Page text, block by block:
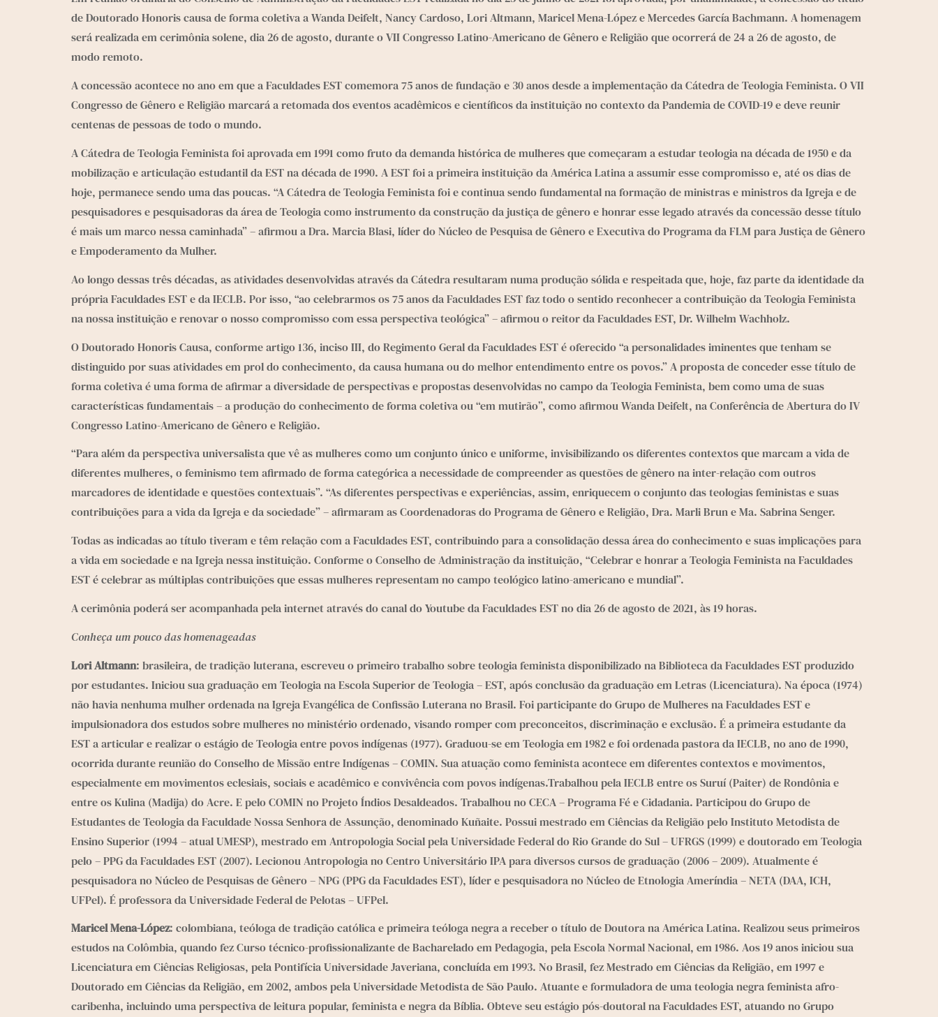
de Doutorado Honoris causa de forma coletiva a Wanda Deifelt, Nancy Cardoso, Lori Altmann, Maricel Mena-López e Mercedes García Bachmann. A homenagem
será realizada em cerimônia solene, dia 26 de agosto, durante o VII Congresso Latino-Americano de Gênero e Religião que ocorrerá de 24 a 26 de agosto, de
modo remoto.
A concessão acontece no ano em que a Faculdades EST comemora 75 anos de fundação e 30 anos desde a implementação da Cátedra de Teologia Feminista. O VII
Congresso de Gênero e Religião marcará a retomada dos eventos acadêmicos e científicos da instituição no contexto da Pandemia de COVID-19 e deve reunir
centenas de pessoas de todo o mundo.
A Cátedra de Teologia Feminista foi aprovada em 1991 como fruto da demanda histórica de mulheres que começaram a estudar teologia na década de 1950 e da
mobilização e articulação estudantil da EST na década de 1990. A EST foi a primeira instituição da América Latina a assumir esse compromisso e, até os dias de
hoje, permanece sendo uma das poucas. “A Cátedra de Teologia Feminista foi e continua sendo fundamental na formação de ministras e ministros da Igreja e de
pesquisadores e pesquisadoras da área de Teologia como instrumento da construção da justiça de gênero e honrar esse legado através da concessão desse título
é mais um marco nessa caminhada” – afirmou a Dra. Marcia Blasi, líder do Núcleo de Pesquisa de Gênero e Executiva do Programa da FLM para Justiça de Gênero
e Empoderamento da Mulher.
Ao longo dessas três décadas, as atividades desenvolvidas através da Cátedra resultaram numa produção sólida e respeitada que, hoje, faz parte da identidade da
própria Faculdades EST e da IECLB. Por isso, “ao celebrarmos os 75 anos da Faculdades EST faz todo o sentido reconhecer a contribuição da Teologia Feminista
na nossa instituição e renovar o nosso compromisso com essa perspectiva teológica” – afirmou o reitor da Faculdades EST, Dr. Wilhelm Wachholz.
O Doutorado Honoris Causa, conforme artigo 136, inciso III, do Regimento Geral da Faculdades EST é oferecido “a personalidades iminentes que tenham se
distinguido por suas atividades em prol do conhecimento, da causa humana ou do melhor entendimento entre os povos.” A proposta de conceder esse título de
forma coletiva é uma forma de afirmar a diversidade de perspectivas e propostas desenvolvidas no campo da Teologia Feminista, bem como uma de suas
características fundamentais – a produção do conhecimento de forma coletiva ou “em mutirão”, como afirmou Wanda Deifelt, na Conferência de Abertura do IV
Congresso Latino-Americano de Gênero e Religião.
“Para além da perspectiva universalista que vê as mulheres como um conjunto único e uniforme, invisibilizando os diferentes contextos que marcam a vida de
diferentes mulheres, o feminismo tem afirmado de forma categórica a necessidade de compreender as questões de gênero na inter-relação com outros
marcadores de identidade e questões contextuais”. “As diferentes perspectivas e experiências, assim, enriquecem o conjunto das teologias feministas e suas
contribuições para a vida da Igreja e da sociedade” – afirmaram as Coordenadoras do Programa de Gênero e Religião, Dra. Marli Brun e Ma. Sabrina Senger.
Todas as indicadas ao título tiveram e têm relação com a Faculdades EST, contribuindo para a consolidação dessa área do conhecimento e suas implicações para
a vida em sociedade e na Igreja nessa instituição. Conforme o Conselho de Administração da instituição, “Celebrar e honrar a Teologia Feminista na Faculdades
EST é celebrar as múltiplas contribuições que essas mulheres representam no campo teológico latino-americano e mundial”.
A cerimônia poderá ser acompanhada pela internet através do canal do Youtube da Faculdades EST no dia 26 de agosto de 2021, às 19 horas.
Conheça um pouco das homenageadas
Lori Altmann: brasileira, de tradição luterana, escreveu o primeiro trabalho sobre teologia feminista disponibilizado na Biblioteca da Faculdades EST produzido
por estudantes. Iniciou sua graduação em Teologia na Escola Superior de Teologia – EST, após conclusão da graduação em Letras (Licenciatura). Na época (1974)
não havia nenhuma mulher ordenada na Igreja Evangélica de Confissão Luterana no Brasil. Foi participante do Grupo de Mulheres na Faculdades EST e
impulsionadora dos estudos sobre mulheres no ministério ordenado, visando romper com preconceitos, discriminação e exclusão. É a primeira estudante da
EST a articular e realizar o estágio de Teologia entre povos indígenas (1977). Graduou-se em Teologia em 1982 e foi ordenada pastora da IECLB, no ano de 1990,
ocorrida durante reunião do Conselho de Missão entre Indígenas – COMIN. Sua atuação como feminista acontece em diferentes contextos e movimentos,
especialmente em movimentos eclesiais, sociais e acadêmico e convivência com povos indígenas.Trabalhou pela IECLB entre os Suruí (Paiter) de Rondônia e
entre os Kulina (Madija) do Acre. E pelo COMIN no Projeto Índios Desaldeados. Trabalhou no CECA – Programa Fé e Cidadania. Participou do Grupo de
Estudantes de Teologia da Faculdade Nossa Senhora de Assunção, denominado Kuñaite. Possui mestrado em Ciências da Religião pelo Instituto Metodista de
Ensino Superior (1994 – atual UMESP), mestrado em Antropologia Social pela Universidade Federal do Rio Grande do Sul – UFRGS (1999) e doutorado em Teologia
pelo – PPG da Faculdades EST (2007). Lecionou Antropologia no Centro Universitário IPA para diversos cursos de graduação (2006 – 2009). Atualmente é
pesquisadora no Núcleo de Pesquisas de Gênero – NPG (PPG da Faculdades EST), líder e pesquisadora no Núcleo de Etnologia Ameríndia – NETA (DAA, ICH,
UFPel). É professora da Universidade Federal de Pelotas – UFPel.
Maricel Mena-López: colombiana, teóloga de tradição católica e primeira teóloga negra a receber o título de Doutora na América Latina. Realizou seus primeiros
estudos na Colômbia, quando fez Curso técnico-profissionalizante de Bacharelado em Pedagogia, pela Escola Normal Nacional, em 1986. Aos 19 anos iniciou sua
Licenciatura em Ciências Religiosas, pela Pontifícia Universidade Javeriana, concluída em 1993. No Brasil, fez Mestrado em Ciências da Religião, em 1997 e
Doutorado em Ciências da Religião, em 2002, ambos pela Universidade Metodista de São Paulo. Atuante e formuladora de uma teologia negra feminista afro-
caribenha, incluindo uma perspectiva de leitura popular, feminista e negra da Bíblia. Obteve seu estágio pós-doutoral na Faculdades EST, atuando no Grupo